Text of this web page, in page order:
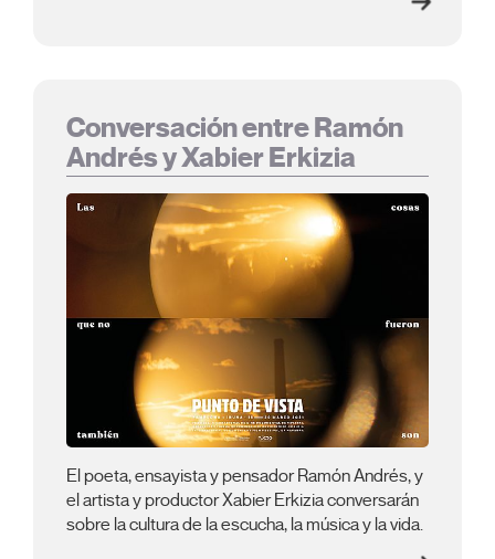
Conversación entre Ramón
Andrés y Xabier Erkizia
El poeta, ensayista y pensador Ramón Andrés, y
el artista y productor Xabier Erkizia conversarán
sobre la cultura de la escucha, la música y la vida.